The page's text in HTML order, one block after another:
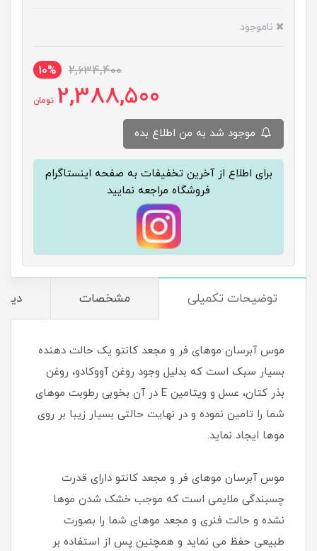
ناموجود
2,634,400
10%
2,388,500 تومان
برای اطلاع از آخرین تخفیفات به صفحه اینستاگرام
فروشگاه مراجعه نمایید
توضیحات تکمیلی مشخصات
موس آبرسان موهای فر و مجعد کانتو یک حالت دهنده
بسیار سبک است که بدلیل وجود روغن آووکادو، روغن
بذر کتان، عسل و ویتامین E در آن بخوبی رطوبت موهای
شما را تامین نموده و در نهایت حالتی بسیار زیبا بر روی
موها ایجاد نماید.
موس آبرسان موهای فر و مجعد کانتو دارای قدرت
چسبندگی ملایمی است که موجب خشک شدن موها
نشده و حالت فنری و مجعد موهای شما را بصورت
طبیعی حفظ می نماید و همچنین پس از استفاده بر